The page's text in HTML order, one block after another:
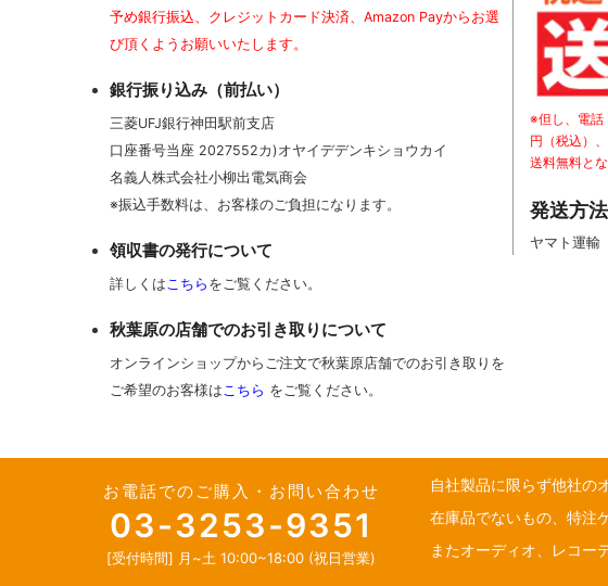
予め銀行振込、クレジットカード決済、Amazon Payからお選
び頂くようお願いいたします。
銀行振り込み（前払い）
三菱UFJ銀行神田駅前支店
口座番号当座 2027552カ)オヤイデデンキショウカイ
名義人株式会社小柳出電気商会
※振込手数料は、お客様のご負担になります。
領収書の発行について
詳しくはこちら をご覧ください。
秋葉原の店舗でのお引き取りについて
オンラインショップからご注文で秋葉原店舗でのお引き取りを
ご希望のお客様はこちら をご覧ください。
※但し、電話
円（税込）
送料無料とな
発送方法
ヤマト運輸
お電話でのご購入・お問い合わせ
03-3253-9351
[受付時間] 月~土 10:00~18:00 (祝日営業)
自社製品に限らず他社の
在庫品でないもの、特注
またオーディオ、レコー